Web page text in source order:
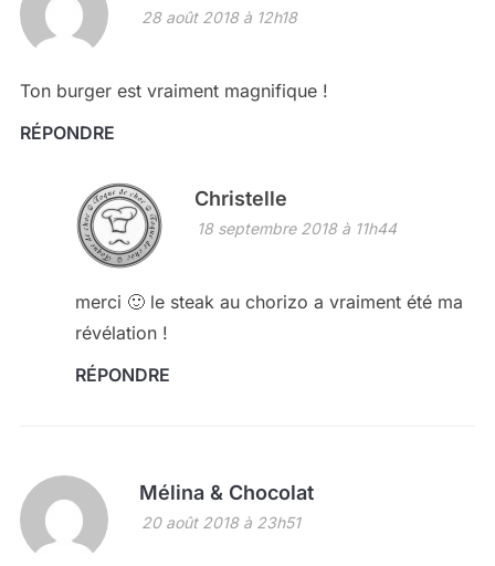
28 août 2018 à 12h18
Ton burger est vraiment magnifique !
RÉPONDRE
Christelle
18 septembre 2018 à 11h44
merci 🙂 le steak au chorizo a vraiment été ma
révélation !
RÉPONDRE
Mélina & Chocolat
20 août 2018 à 23h51